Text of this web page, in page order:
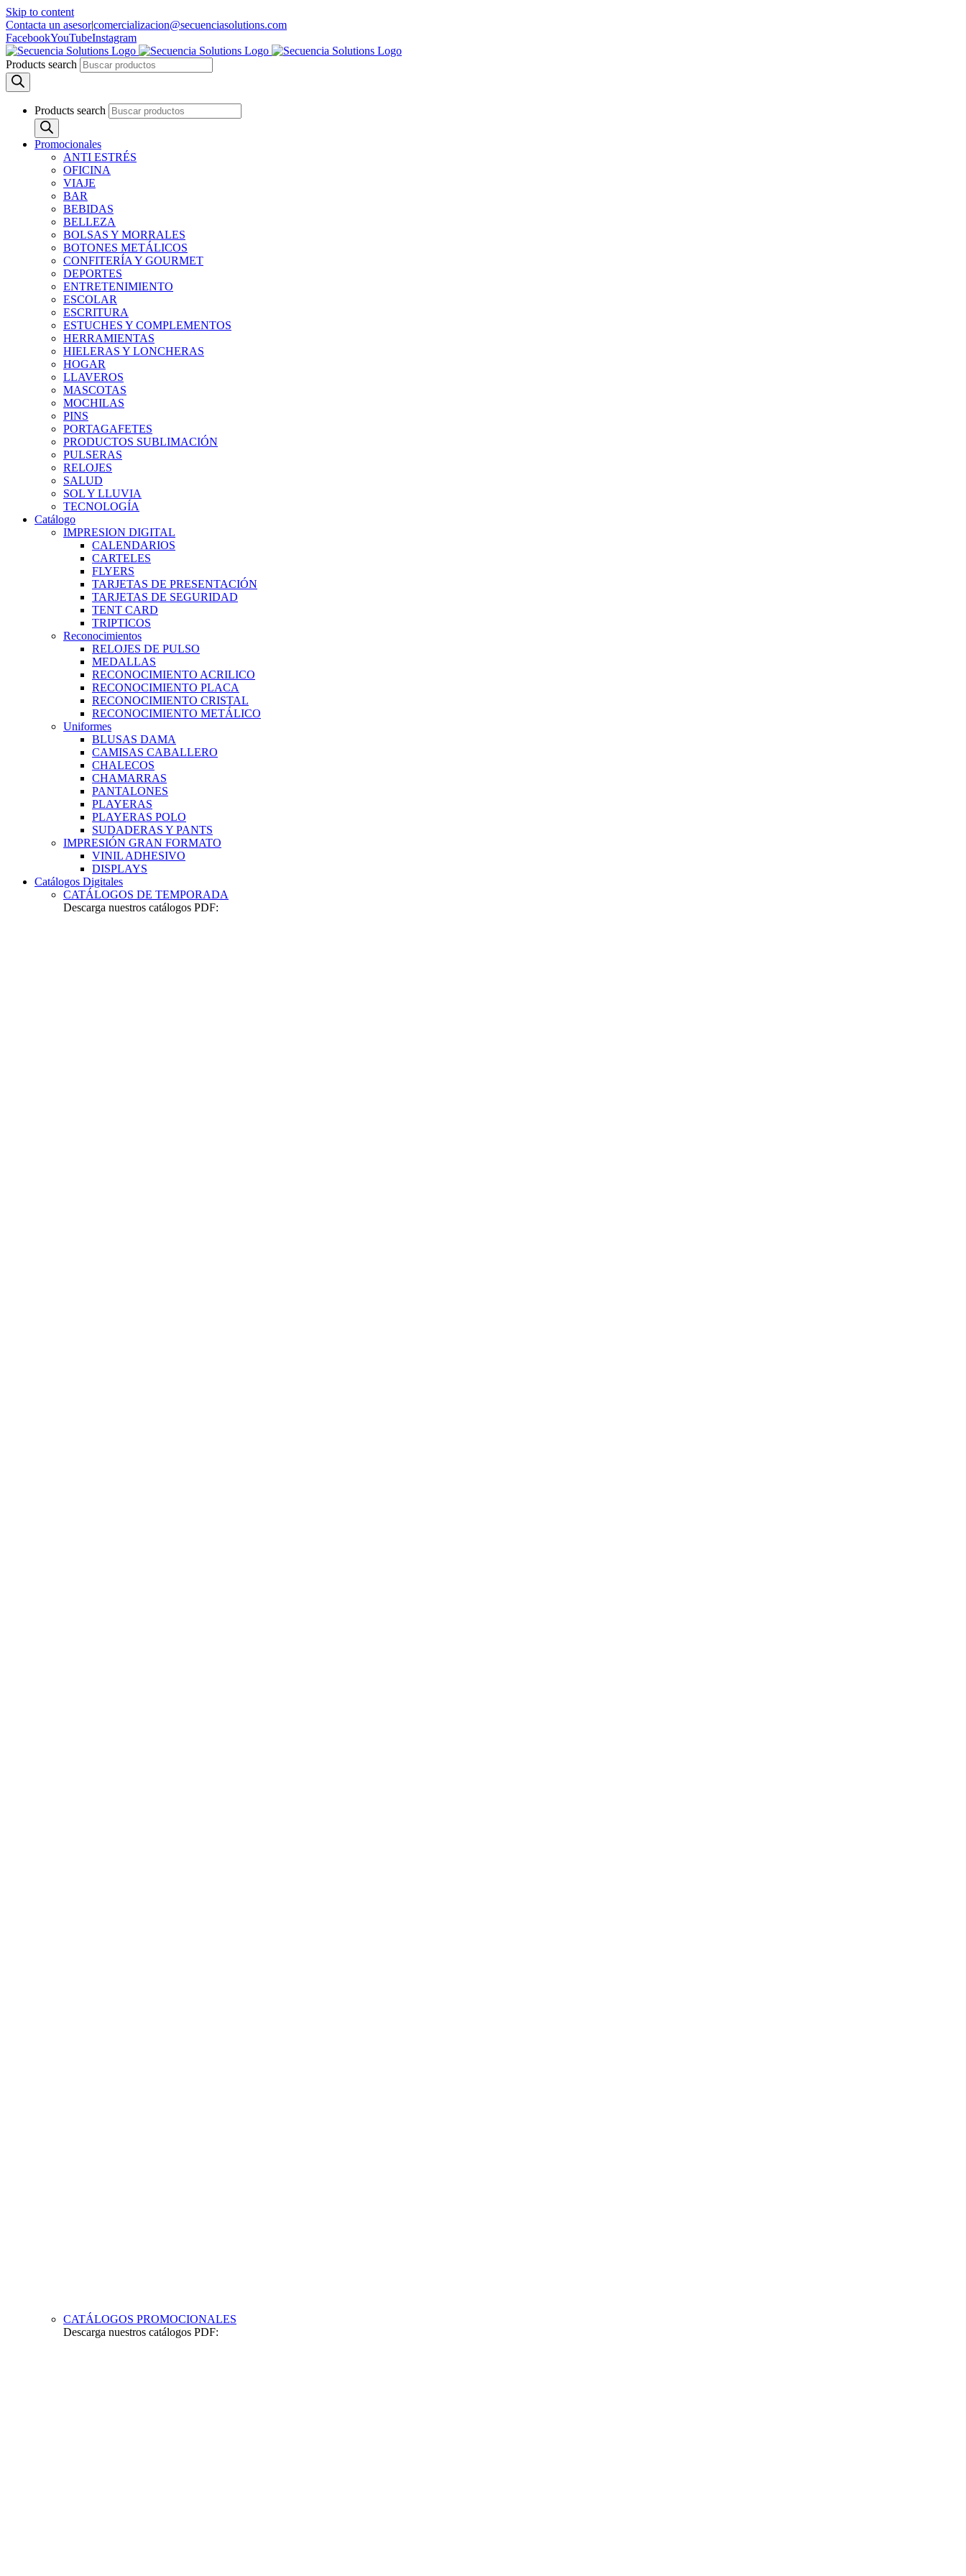
Skip to content
Contacta un asesor|comercializacion@secuenciasolutions.com
FacebookYouTubeInstagram
Products search
Products search
Promocionales
ANTI ESTRÉS
OFICINA
VIAJE
BAR
BEBIDAS
BELLEZA
BOLSAS Y MORRALES
BOTONES METÁLICOS
CONFITERÍA Y GOURMET
DEPORTES
ENTRETENIMIENTO
ESCOLAR
ESCRITURA
ESTUCHES Y COMPLEMENTOS
HERRAMIENTAS
HIELERAS Y LONCHERAS
HOGAR
LLAVEROS
MASCOTAS
MOCHILAS
PINS
PORTAGAFETES
PRODUCTOS SUBLIMACIÓN
PULSERAS
RELOJES
SALUD
SOL Y LLUVIA
TECNOLOGÍA
Catálogo
IMPRESION DIGITAL
CALENDARIOS
CARTELES
FLYERS
TARJETAS DE PRESENTACIÓN
TARJETAS DE SEGURIDAD
TENT CARD
TRIPTICOS
Reconocimientos
RELOJES DE PULSO
MEDALLAS
RECONOCIMIENTO ACRILICO
RECONOCIMIENTO PLACA
RECONOCIMIENTO CRISTAL
RECONOCIMIENTO METÁLICO
Uniformes
BLUSAS DAMA
CAMISAS CABALLERO
CHALECOS
CHAMARRAS
PANTALONES
PLAYERAS
PLAYERAS POLO
SUDADERAS Y PANTS
IMPRESIÓN GRAN FORMATO
VINIL ADHESIVO
DISPLAYS
Catálogos Digitales
CATÁLOGOS DE TEMPORADA
Descarga nuestros catálogos PDF:
CATÁLOGOS PROMOCIONALES
Descarga nuestros catálogos PDF: